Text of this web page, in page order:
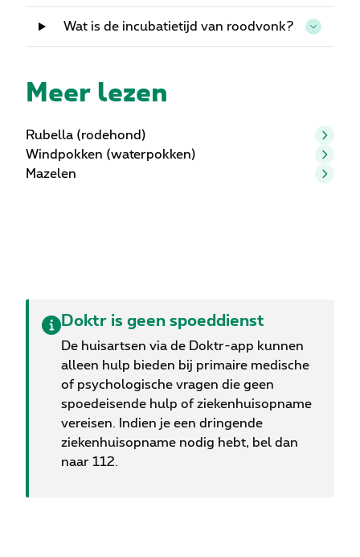
Wat is de incubatietijd van roodvonk?
Meer lezen
Rubella (rodehond)
Windpokken (waterpokken)
Mazelen
Doktr is geen spoeddienst
De huisartsen via de Doktr-app kunnen
alleen hulp bieden bij primaire medische
of psychologische vragen die geen
spoedeisende hulp of ziekenhuisopname
vereisen. Indien je een dringende
ziekenhuisopname nodig hebt, bel dan
naar 112.